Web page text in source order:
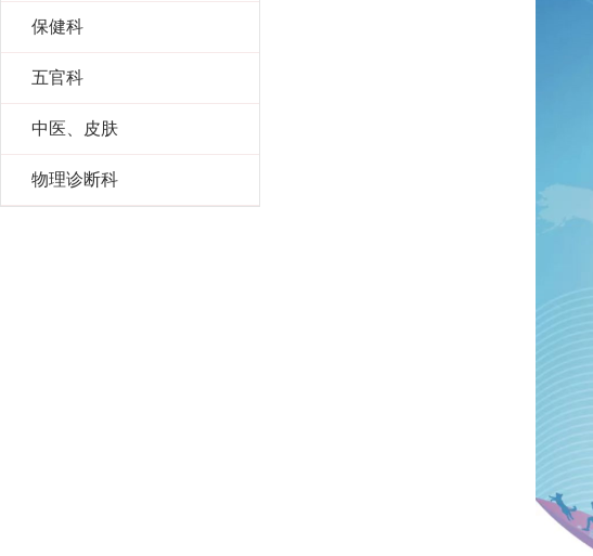
保健科
五官科
中医、皮肤
物理诊断科